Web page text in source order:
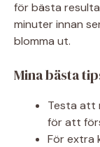
för bästa
minuter innan
blomma ut.
Mina bästa
Testa att
för att
För extra